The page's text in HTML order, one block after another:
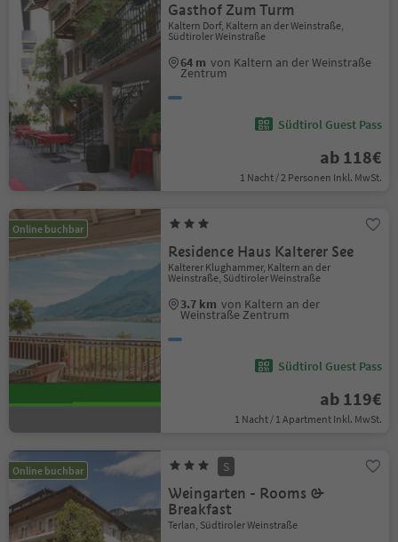
Gasthof Zum Turm
Kaltern Dorf, Kaltern an der Weinstraße,
Südtiroler Weinstraße
64 m von Kaltern an der Weinstraße
Zentrum
Südtirol Guest Pass
ab 118€
1 Nacht / 2 Personen Inkl. MwSt.
Online buchbar
Residence Haus Kalterer See
Kalterer Klughammer, Kaltern an der
Weinstraße, Südtiroler Weinstraße
3.7 km von Kaltern an der
Weinstraße Zentrum
Südtirol Guest Pass
ab 119€
1 Nacht / 1 Apartment Inkl. MwSt.
Online buchbar S
Weingarten - Rooms &
Breakfast
Terlan, Südtiroler Weinstraße